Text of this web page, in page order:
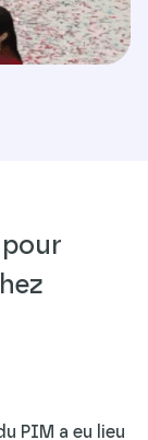
PIM a eu lieu